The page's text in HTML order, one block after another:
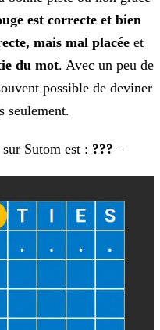
est correcte et bien
mais mal placée et
du mot. Avec un peu de
possible de deviner
seulement.
Sutom est : ??? –